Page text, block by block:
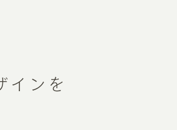
インを